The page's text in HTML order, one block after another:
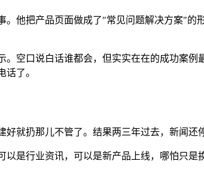
。他把产品页面做成了"常见问题解决方案"
空口说白话谁都会，但实实在在的成功案例
话了。
好就扔那儿不管了。结果两三年过去，新闻还
是行业资讯，可以是新产品上线，哪怕只